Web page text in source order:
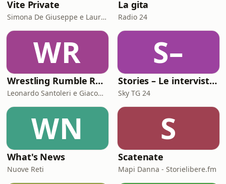
Vite Private
Simona De Giuseppe e Laura Marinaro
La gita
Radio 24
WR
Wrestling Rumble Room Podcast
Leonardo Santoleri e Giacomo Toniaccini
S–
Stories – Le interviste di Omar Schillaci
Sky TG 24
WN
What's News
Nuove Reti
S
Scatenate
Mapi Danna - Storielibere.fm